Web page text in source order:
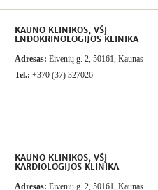
KAUNO KLINIKOS, VŠĮ
ENDOKRINOLOGIJOS KLINIKA
Adresas: Eivenių g. 2, 50161, Kaunas
Tel.: +370 (37) 327026
KAUNO KLINIKOS, VŠĮ
KARDIOLOGIJOS KLINIKA
Adresas: Eivenių g. 2, 50161, Kaunas